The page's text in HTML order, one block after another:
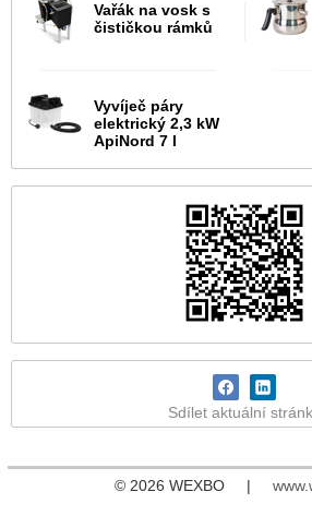
Vařák na vosk s
čističkou rámků
Vyvíječ páry
elektrický 2,3 kW
ApiNord 7 l
Sdílet aktuální
© 2026 WEXBO |